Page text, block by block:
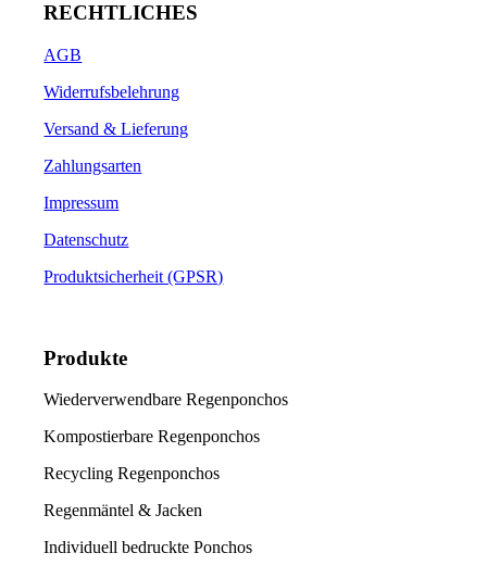
RECHTLICHES
AGB
Widerrufsbelehrung
Versand & Lieferung
Zahlungsarten
Impressum
Datenschutz
Produktsicherheit (GPSR)
Produkte
Wiederverwendbare Regenponchos
Kompostierbare Regenponchos
Recycling Regenponchos
Regenmäntel & Jacken
Individuell bedruckte Ponchos